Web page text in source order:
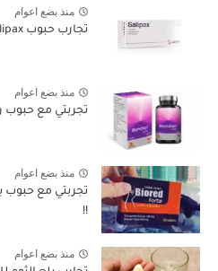
منذ بضع اعوام
تجارب حبوب salipax عالم حواء متى يبدأ مفعول ؟
منذ بضع اعوام
تجربتي مع حبوب
منذ بضع اعوام
تجربتي مع حبوب
!!
منذ بضع اعوام